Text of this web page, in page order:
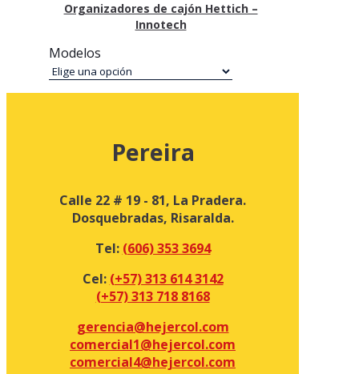
Organizadores de cajón Hettich –
Innotech
Modelos
Pereira
Calle 22 # 19 - 81, La Pradera.
Dosquebradas, Risaralda.
Tel: (606) 353 3694
Cel: (+57) 313 614 3142
(+57) 313 718 8168
gerencia@hejercol.com
comercial1@hejercol.com
comercial4@hejercol.com